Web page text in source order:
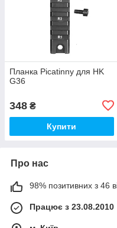
Планка Picatinny для HK
G36
348 ₴
Купити
Про нас
98% позитивних з 46
Працює з 23.08.2010